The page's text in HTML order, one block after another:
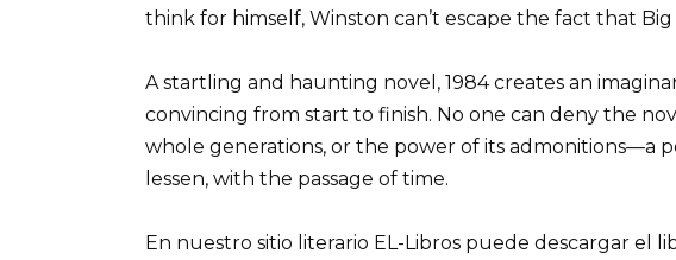
think for himself, Winston can’t escape the fact that
A startling and haunting novel, 1984 creates an
convincing from start to finish. No one can deny the
whole generations, or the power of its admonitions—a
lessen, with the passage of time.
En nuestro sitio literario EL-Libros puede descargar el